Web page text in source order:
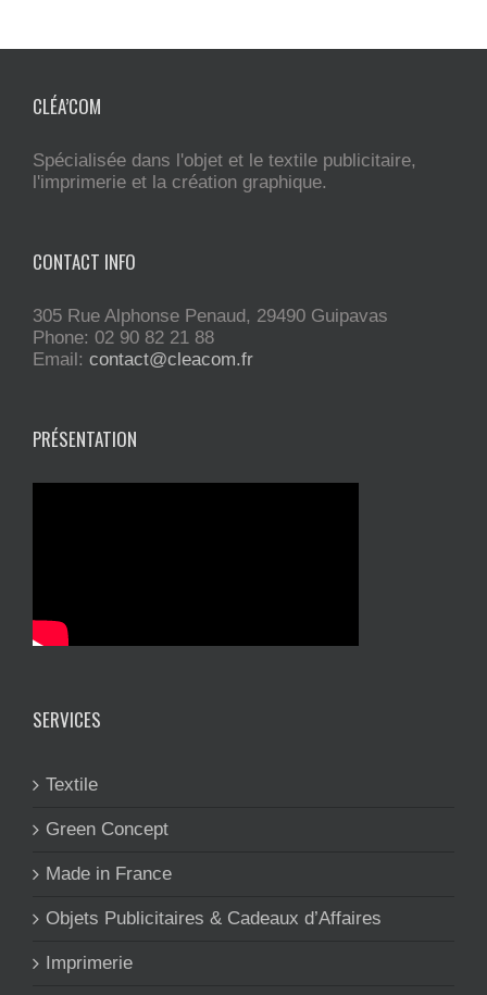
CLÉA’COM
Spécialisée dans l'objet et le textile publicitaire,
l'imprimerie et la création graphique.
CONTACT INFO
305 Rue Alphonse Penaud, 29490 Guipavas
Phone: 02 90 82 21 88
Email: contact@cleacom.fr
PRÉSENTATION
SERVICES
Textile
Green Concept
Made in France
Objets Publicitaires & Cadeaux d’Affaires
Imprimerie